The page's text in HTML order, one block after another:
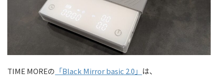
TIME MOREの 「Black Mirror basic 2.0」 は、